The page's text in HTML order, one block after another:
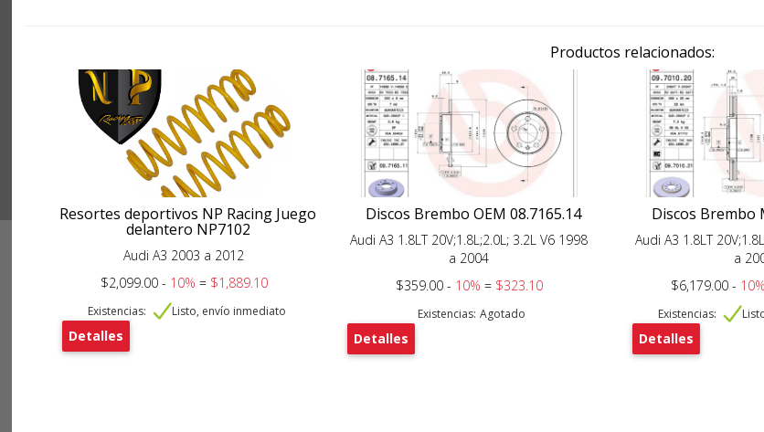
Productos relacionados:
Resortes deportivos NP Racing Juego
delantero NP7102
Audi A3 2003 a 2012
$2,099.00 - 10% = $1,889.10
Existencias: Listo, envío inmediato
Detalles
Discos Brembo OEM 08.7165.14
Audi A3 1.8LT 20V;1.8L;2.0L; 3.2L V6 1998
a 2004
$359.00 - 10% = $323.10
Existencias: Agotado
Detalles
Discos Brembo
Audi A3 1.8LT
a
$6,179.00 - 10%
Existencias:
Detalles